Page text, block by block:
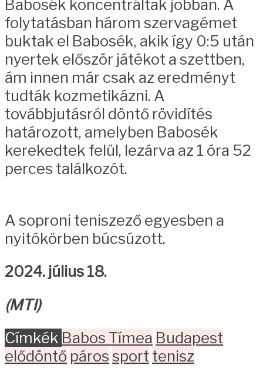
Babosék koncentráltak jobban. A
folytatásban három szervagémet
buktak el Babosék, akik így 0:5 után
nyertek először játékot a szettben,
ám innen már csak az eredményt
tudták kozmetikázni. A
továbbjutásról döntő rövidítés
határozott, amelyben Babosék
kerekedtek felül, lezárva az 1 óra 52
perces találkozót.
A soproni teniszező egyesben a
nyitókörben búcsúzott.
2024. július 18.
(MTI)
Címkék Babos Tímea Budapest
elődöntő párossport tenisz